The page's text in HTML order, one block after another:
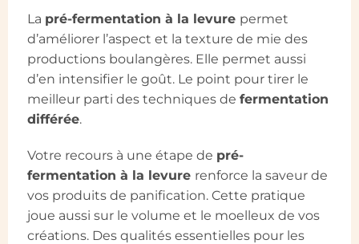
La pré-fermentation à la levure permet
d’améliorer l’aspect et la texture de mie des
productions boulangères. Elle permet aussi
d’en intensifier le goût. Le point pour tirer le
meilleur parti des techniques de fermentation
différée.
Votre recours à une étape de pré-
fermentation à la levure renforce la saveur de
vos produits de panification. Cette pratique
joue aussi sur le volume et le moelleux de vos
créations. Des qualités essentielles pour les